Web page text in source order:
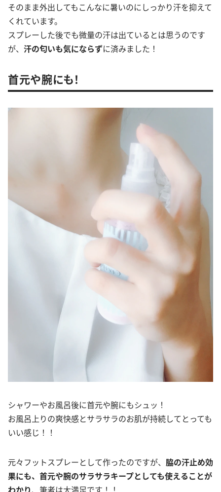
そのまま外出してもこんなに暑いのにしっかり汗を抑えて
くれています。
スプレーした後でも微量の汗は出ているとは思うのです
が、 汗の匂いも気にならずに済みました！
首元や腕にも！
シャワーやお風呂後に首元や腕にもシュッ！
お風呂上りの爽快感とサラサラのお肌が持続してとっても
いい感じ！！
元々フットスプレーとして作ったのですが、 脇の汗止め効
果にも、首元や腕のサラサラキープとしても使えることが
わかり、筆者は大満足です！！